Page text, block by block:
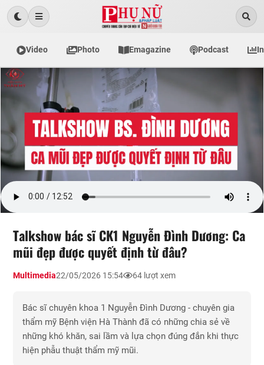
Video Photo Emagazine Podcast
Talkshow bác sĩ CK1 Nguyễn Đình Dương: Ca
mũi đẹp được quyết định từ đâu?
Multimedia22/05/2026 15:54 64 lượt xem
Bác sĩ chuyên khoa 1 Nguyễn Đình Dương - chuyên gia
thẩm mỹ Bệnh viện Hà Thành đã có những chia sẻ về
những khó khăn, sai lầm và lựa chọn đúng đắn khi thực
hiện phẫu thuật thẩm mỹ mũi.